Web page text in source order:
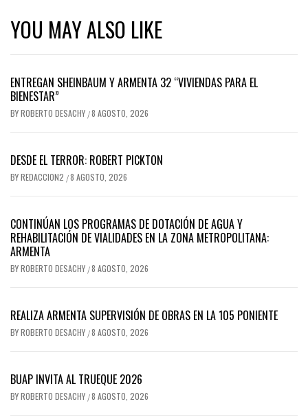
YOU MAY ALSO LIKE
ENTREGAN SHEINBAUM Y ARMENTA 32 “VIVIENDAS PARA EL
BIENESTAR”
BYROBERTO DESACHY /8 AGOSTO, 2026
DESDE EL TERROR: ROBERT PICKTON
BYREDACCION2 /8 AGOSTO, 2026
CONTINÚAN LOS PROGRAMAS DE DOTACIÓN DE AGUA Y
REHABILITACIÓN DE VIALIDADES EN LA ZONA METROPOLITANA:
ARMENTA
BYROBERTO DESACHY /8 AGOSTO, 2026
REALIZA ARMENTA SUPERVISIÓN DE OBRAS EN LA 105 PONIENTE
BYROBERTO DESACHY /8 AGOSTO, 2026
BUAP INVITA AL TRUEQUE 2026
BYROBERTO DESACHY /8 AGOSTO, 2026